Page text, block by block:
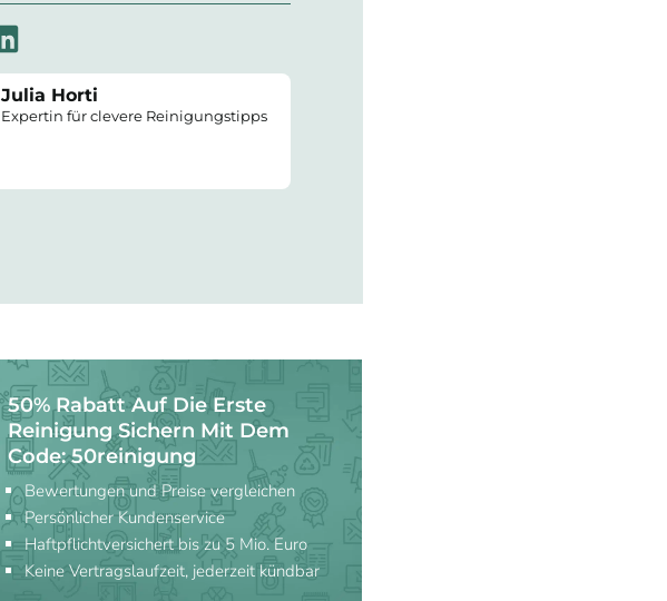
Julia Horti
Expertin für clevere Reinigungstipps
50% Rabatt Auf Die Erste
Reinigung Sichern Mit Dem
Code: 50reinigung
Bewertungen und Preise vergleichen
Persönlicher Kundenservice
Haftpflichtversichert bis zu 5 Mio. Euro
Keine Vertragslaufzeit, jederzeit kündbar